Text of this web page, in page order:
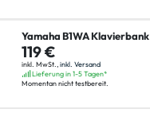
Yamaha B1WA Klavierbank
119 €
inkl. MwSt., inkl. Versand
Lieferung in 1-5 Tagen*
Momentan nicht testbereit.